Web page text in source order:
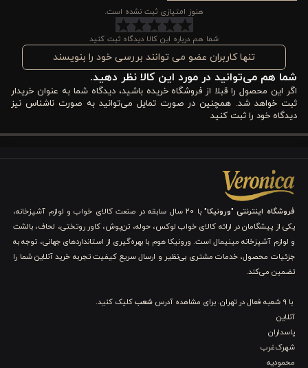
کیفیت تنفسی پارچه، دوخت تمیز، شستشوی آسان و یک انتخاب
جذاب برای روحیه و سلامت خواب خود هستند؛ مناسب است. محصولی
که در عین سادگی، سطحی از شیک بودن و لطافت را به اتاق می‌آورد
که کمتر در سرویس‌های معمولی بازار دیده می‌شود.
ویژگی‌های کاور لحاف پنبه 3 تکه تک نفره ورونیکا مدل
برای انتخاب کاور لحاف یک نفره استاندارد، ظاهر زیبا تنها کافی نیست؛
شما باید محصولی را انتخاب کنید که هم از نظر جنس پارچه، هم طرح و
رنگ و هم کاربردپذیری چهار فصل، ارزش خرید واقعی داشته باشد. در
ادامه، پنج ویژگی کلیدی این ست را بررسی می‌کنیم.
1. ترکیب رنگ نیلی ارغوانی با جلوه آرامش‌بخش
ترکیب رنگی نیلی متمایل به ارغوانی در این کاور لحاف، یکی از
برجسته‌ترین عناصر بصری آن است. شما با استفاده از این رنگ‌بندی،
فضایی خلق می‌کنید که هم برای استراحت و هم برای فعالیت‌های
هنوز امتیازی ثبت نشده است.
شما هم درباره این کالا دیدگاه ثبت کنید
تنها کاربران عضو می توانند بررسی خود را بنویسند
شما هم می‌توانید در مورد این کالا نظر دهید.
اگر این محصول را قبلا از فروشگاه خریده باشید، دیدگاه شما به عنوان خریدار
ثبت خواهد شد. همچنین در صورت تمایل می‌توانید به صورت ناشناس نیز
دیدگاه خود را ثبت کنید
فروشگاه اینترنتی "ورونیکا"
با ۲۰ سال سابقه در صنعت کالای خواب و لوازم آشپزخانه،
یکی از پیشگامان در ارائه کالای خواب لوکس، حوله، تن‌پوش، کاور روتختی، لحاف، بالشت
و لوازم آشپزخانه مینیمال است. ورونیکا هوم با بهره‌گیری از استانداردهای جهانی، توجه به
جزئیات محصول، خدمات مشتری بی‌نظیر و ارسال سریع کیفیت تجربه خرید آنلاین شما را
تضمین می‌کند.
با 9 شعبه فعال در تهران. برای مشاهده آدرس شعبکلیک کنید.
آنلاین
پاسداران
شهرک‌غرب
محمودیه